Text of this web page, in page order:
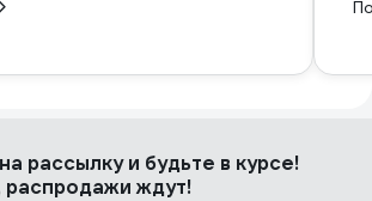
на рассылкуи будьте в курсе!
распродажи ждут!